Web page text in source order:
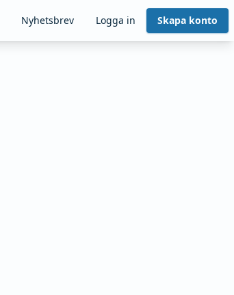
Nyhetsbrev Logga in Skapa konto